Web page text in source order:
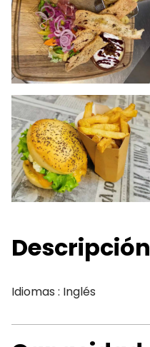
Descripción
Idiomas : Inglés